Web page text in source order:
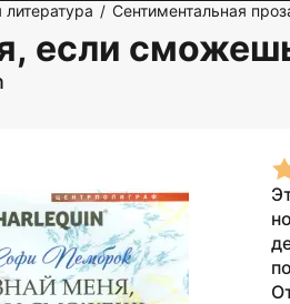
/ Сентиментальная
если